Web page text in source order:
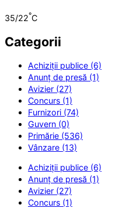
35/22°C
Categorii
Achiziții publice (6)
Anunț de presă (1)
Avizier (27)
Concurs (1)
Furnizori (74)
Guvern (0)
Primărie (536)
Vânzare (13)
Achiziții publice (6)
Anunț de presă (1)
Avizier (27)
Concurs (1)